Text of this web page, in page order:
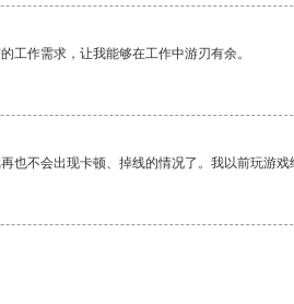
工作需求，让我能够在工作中游刃有余。
也不会出现卡顿、掉线的情况了。我以前玩游